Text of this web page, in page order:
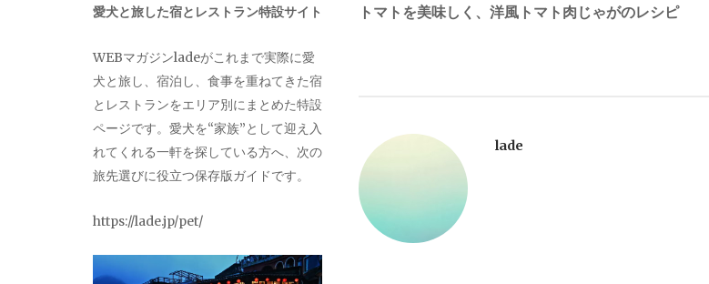
稿
ゲ
ー
トマトを美味しく、洋風トマト肉じゃがのレシピ
lade
愛犬と旅した宿とレストラン特設サイト
WEBマガジンladeがこれまで実際に愛
犬と旅し、宿泊し、食事を重ねてきた宿
とレストランをエリア別にまとめた特設
ページです。愛犬を“家族”として迎え入
れてくれる一軒を探している方へ、次の
旅先選びに役立つ保存版ガイドです。
https://lade.jp/pet/